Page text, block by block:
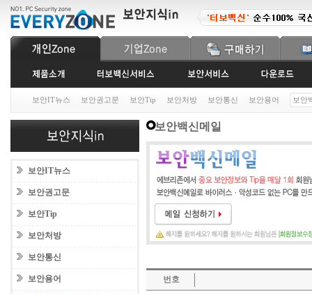
보안IT뉴스 보안권고문 보안Tip 보안처방 보안통신 보안용어 보안
보안IT뉴스
보안권고문
보안Tip
보안처방
보안통신
보안용어
보안백신메일
번호